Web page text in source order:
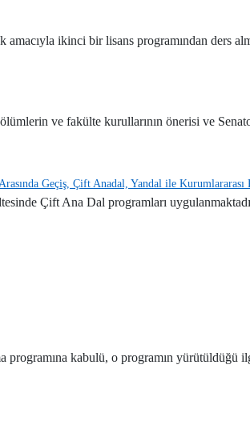
ikinci bir lisans programından ders
ve fakülte kurullarının önerisi ve
Geçiş, Çift Anadal, Yandal ile
Çift Ana Dal programları
kabulü, o programın